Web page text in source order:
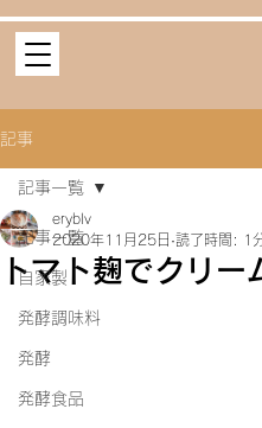
記事
記事一覧
自家製
発酵調味料
発酵
発酵食品
記事一覧
トマト麹でクリー
eryblv
2020年11月25日 読了時間: 1